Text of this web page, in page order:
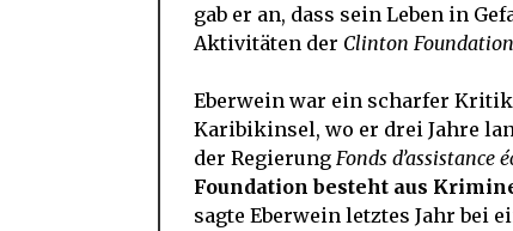
gab er an, dass sein Leben in
Aktivitäten der Clinton Foundation
Eberwein war ein scharfer
Karibikinsel, wo er drei Jahre
der Regierung Fonds d’assistance
Foundation besteht aus
sagte Eberwein letztes Jahr bei